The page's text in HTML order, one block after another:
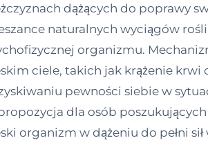
dążących do poprawy
naturalnych wyciągów
organizmu.
ciele, takich jak krążenie
pewności siebie w
dla osób
organizm w dążeniu do pełni